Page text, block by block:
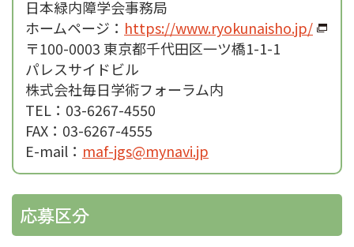
日本緑内障学会事務局
ホームページ： https://www.ryokunaisho.jp/
〒100-0003 東京都千代田区一ツ橋1-1-1
パレスサイドビル
株式会社毎日学術フォーラム内
TEL：03-6267-4550
FAX：03-6267-4555
E-mail： maf-jgs@mynavi.jp
応募区分